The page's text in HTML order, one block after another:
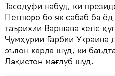
Тасодуфӣ набуд, ки
Петлюро бо як сабаб ба
таърихии Варшава хеле
Ҷумҳурии Ғарбии Украина
эълон карда шуд, ки
Лаҳистон мағлуб шуд.